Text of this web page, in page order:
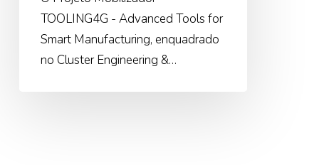
TOOLING4G - Advanced Tools for
Smart Manufacturing, enquadrado
no Cluster Engineering &…